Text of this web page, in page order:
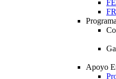
Apoyo